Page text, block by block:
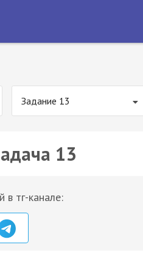
Задание 13
13
в тг-канале: